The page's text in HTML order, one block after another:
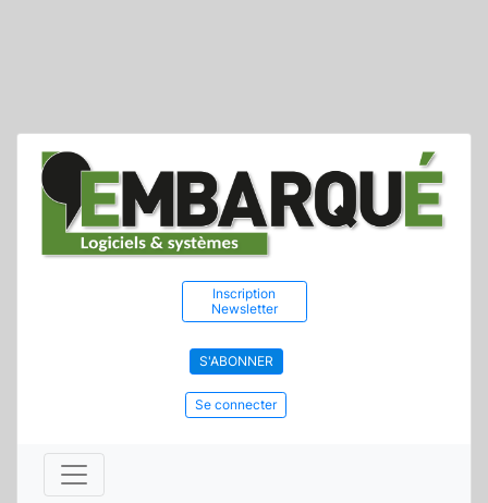
Inscription
Newsletter
S'ABONNER
Se connecter